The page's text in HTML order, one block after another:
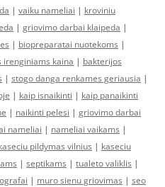
| vaiku nameliai | kroviniu
| griovimo darbai klaipeda |
| biopreparatai nuotekoms |
irenginiams kaina | bakterijos
| stogo danga renkames geriausia |
| kaip isnaikinti | kaip panaikinti
| naikinti pelesi | griovimo darbai
nameliai | nameliai vaikams |
pildymas vilnius | kaseciu
| septikams | tualeto valiklis |
| muro sienu griovimas | seo